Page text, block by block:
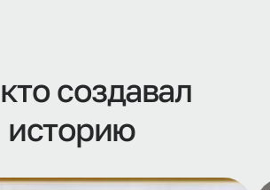
создавал
историю